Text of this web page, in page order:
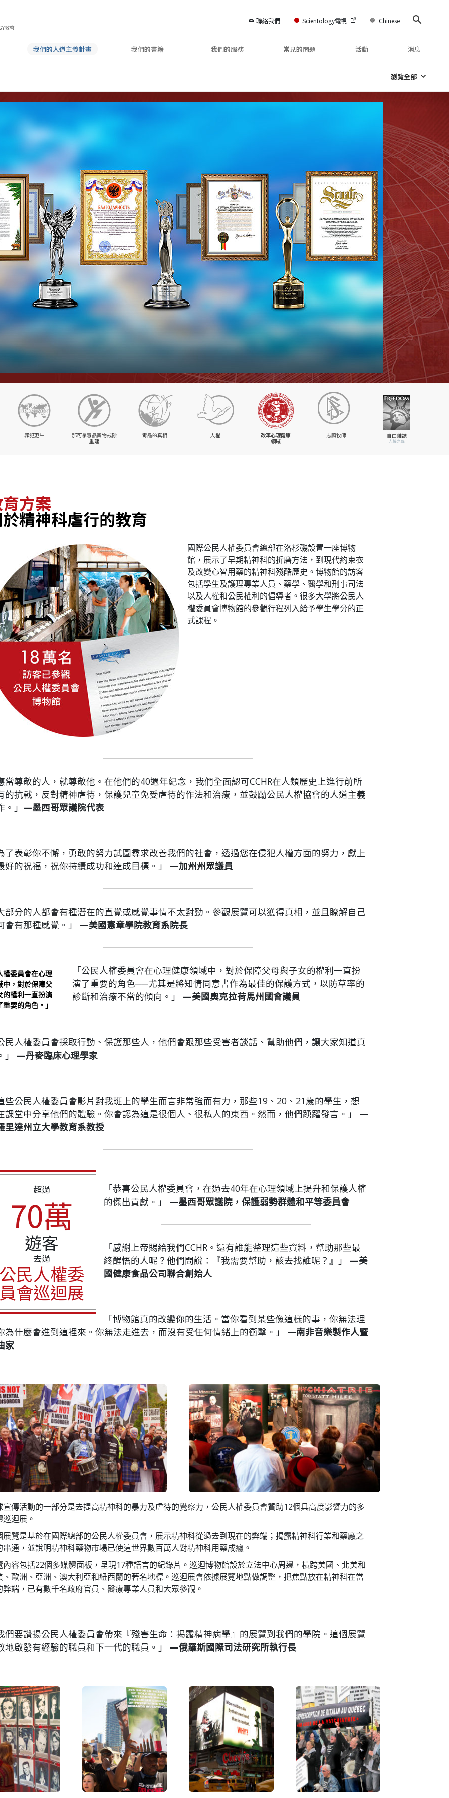
聯絡我們 Scientology電視 Chinese
教會
我們的人道主義計畫 我們的書籍 我們的服務 常見的問題 活動 消息
瀏覽全部
罪犯更生
那可拿毒品藥物戒除
重建
毒品的真相 人權
改革心理健康
領域
志願牧師 自由雜誌
人權之聲
方案
精神科虐行的教育
國際公民人權委員會總部在洛杉磯設置一座博物
館，展示了早期精神科的折磨方法，到現代約束衣
及改變心智用藥的精神科殘酷歷史。博物館的訪客
包括學生及護理專業人員、藥學、醫學和刑事司法
以及人權和公民權利的倡導者。很多大學將公民人
權委員會博物館的參觀行程列入給予學生學分的正
式課程。
當尊敬的人，就尊敬他。在他們的40週年紀念，我們全面認可CCHR在人類歷史上進行前所
的抗戰，反對精神虐待，保護兒童免受虐待的作法和治療，並鼓勵公民人權協會的人道主義
。」 —墨西哥眾議院代表
了表彰你不懈，勇敢的努力試圖尋求改善我們的社會，透過您在侵犯人權方面的努力，獻上
好的祝福，祝你持續成功和達成目標。」 —加州州眾議員
部分的人都會有種潛在的直覺或感覺事情不太對勁。參觀展覽可以獲得真相，並且瞭解自己
會有那種感覺。」 —美國憲章學院教育系院長
權委員會在心理
中，對於保障父
的權利一直扮演
重要的角色。」
「公民人權委員會在心理健康領域中，對於保障父母與子女的權利一直扮
演了重要的角色──尤其是將知情同意書作為最佳的保護方式，以防草率的
診斷和治療不當的傾向。」 —美國奧克拉荷馬州國會議員
民人權委員會採取行動、保護那些人，他們會跟那些受害者談話、幫助他們，讓大家知道真
」 —丹麥臨床心理學家
些公民人權委員會影片對我班上的學生而言非常強而有力，那些19、20、21歲的學生，想
課堂中分享他們的體驗。你會認為這是很個人、很私人的東西。然而，他們踴躍發言。」 —
里達州立大學教育系教授
超過
70萬
遊客
去過
公民人權委
員會巡迴展
「恭喜公民人權委員會，在過去40年在心理領域上提升和保護人權
的傑出貢獻。」 —墨西哥眾議院，保護弱勢群體和平等委員會
「感謝上帝賜給我們CCHR。還有誰能整理這些資料，幫助那些最
終醒悟的人呢？他們問說：『我需要幫助，該去找誰呢？』」 —美
國健康食品公司聯合創始人
「博物館真的改變你的生活。當你看到某些像這樣的事，你無法理
為什麼會進到這裡來。你無法走進去，而沒有受任何情緒上的衝擊。」 —南非音樂製作人暨
家
宣傳活動的一部分是去提高精神科的暴力及虐待的覺察力，公民人權委員會贊助12個具高度影響力的多
巡迴展。
展覽是基於在國際總部的公民人權委員會，展示精神科從過去到現在的弊端；揭露精神科行業和藥廠之
串通，並說明精神科藥物市場已使這世界數百萬人對精神科用藥成癮。
內容包括22個多媒體面板，呈現17種語言的紀錄片。巡迴博物館設於立法中心周邊，橫跨美國、北美和
、歐洲、亞洲、澳大利亞和紐西蘭的著名地標。巡迴展會依據展覽地點做調整，把焦點放在精神科在當
弊端，已有數千名政府官員、醫療專業人員和大眾參觀。
們要讚揚公民人權委員會帶來『殘害生命：揭露精神病學』的展覽到我們的學院。這個展覽
地啟發有經驗的職員和下一代的職員。」 —俄羅斯國際司法研究所執行長